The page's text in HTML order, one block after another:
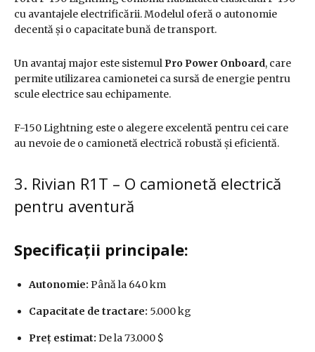
cu avantajele electrificării. Modelul oferă o autonomie
decentă și o capacitate bună de transport.
Un avantaj major este sistemul Pro Power Onboard, care
permite utilizarea camionetei ca sursă de energie pentru
scule electrice sau echipamente.
F-150 Lightning este o alegere excelentă pentru cei care
au nevoie de o camionetă electrică robustă și eficientă.
3. Rivian R1T – O camionetă electrică
pentru aventură
Specificații principale:
Autonomie: Până la 640 km
Capacitate de tractare: 5.000 kg
Preț estimat: De la 73.000 $